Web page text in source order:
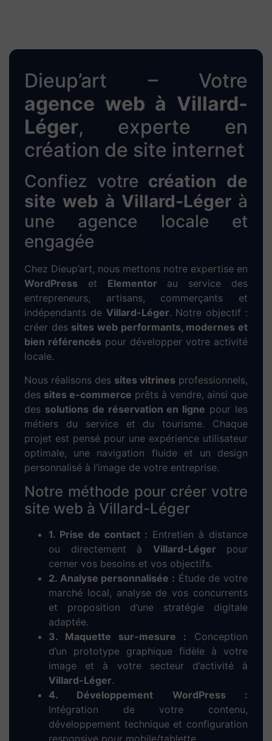
Dieup’art – Votre
agence web à Villard-
Léger, experte en
création de site internet